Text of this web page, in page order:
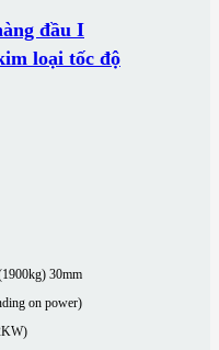
đầu I
loại tốc độ
30mm
on power)